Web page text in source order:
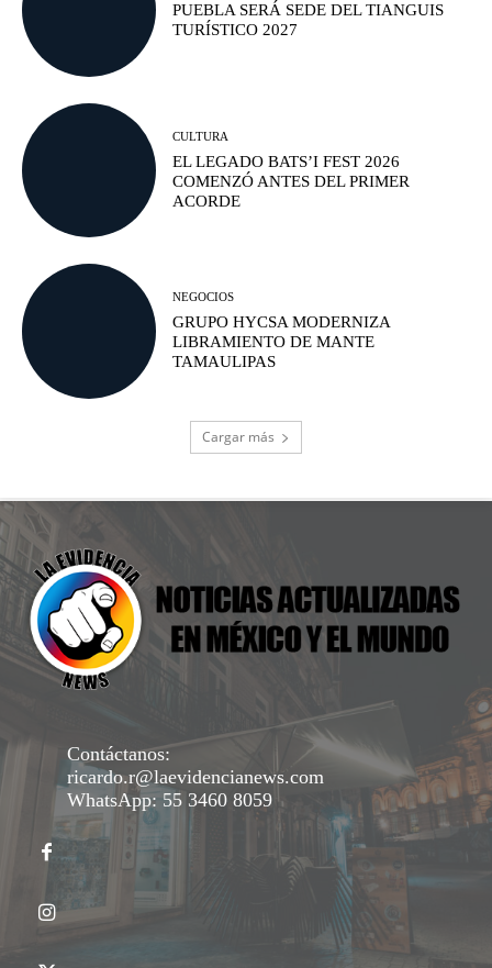
PUEBLA SERÁ SEDE DEL TIANGUIS
TURÍSTICO 2027
CULTURA
EL LEGADO BATS’I FEST 2026
COMENZÓ ANTES DEL PRIMER
ACORDE
NEGOCIOS
GRUPO HYCSA MODERNIZA
LIBRAMIENTO DE MANTE
TAMAULIPAS
Cargar más
Contáctanos:
ricardo.r@laevidencianews.com
WhatsApp: 55 3460 8059